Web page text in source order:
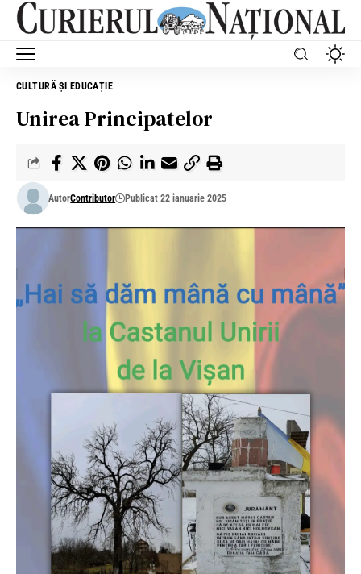
CULTURĂ ȘI EDUCAȚIE
Unirea Principatelor
AutorContributor Publicat 22 ianuarie 2025